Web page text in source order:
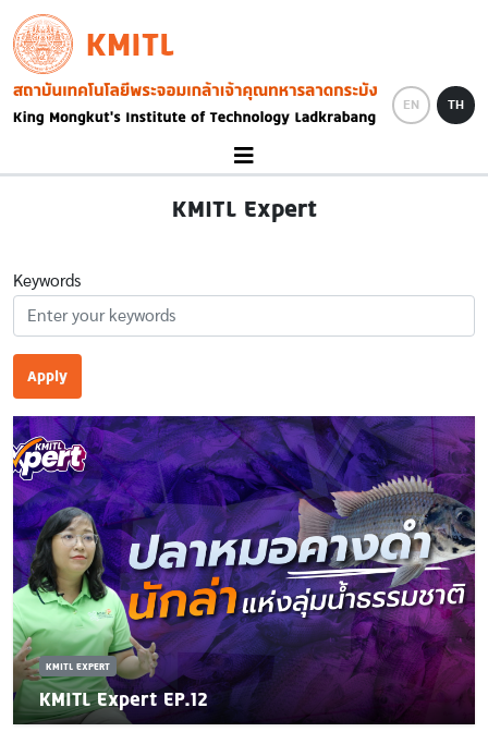
Skip to main content
KMITL
Image
EN TH
KMITL Expert
Keywords
Apply
KMITL EXPERT
KMITL Expert EP.12